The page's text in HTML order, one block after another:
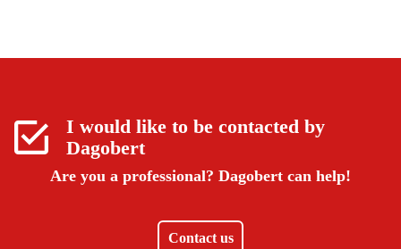
I would like to be contacted by
Dagobert
Are you a professional? Dagobert can help!
Contact us